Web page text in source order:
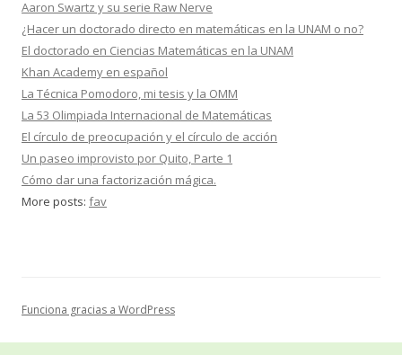
Aaron Swartz y su serie Raw Nerve
¿Hacer un doctorado directo en matemáticas en la UNAM o no?
El doctorado en Ciencias Matemáticas en la UNAM
Khan Academy en español
La Técnica Pomodoro, mi tesis y la OMM
La 53 Olimpiada Internacional de Matemáticas
El círculo de preocupación y el círculo de acción
Un paseo improvisto por Quito, Parte 1
Cómo dar una factorización mágica.
More posts: fav
Funciona gracias a WordPress